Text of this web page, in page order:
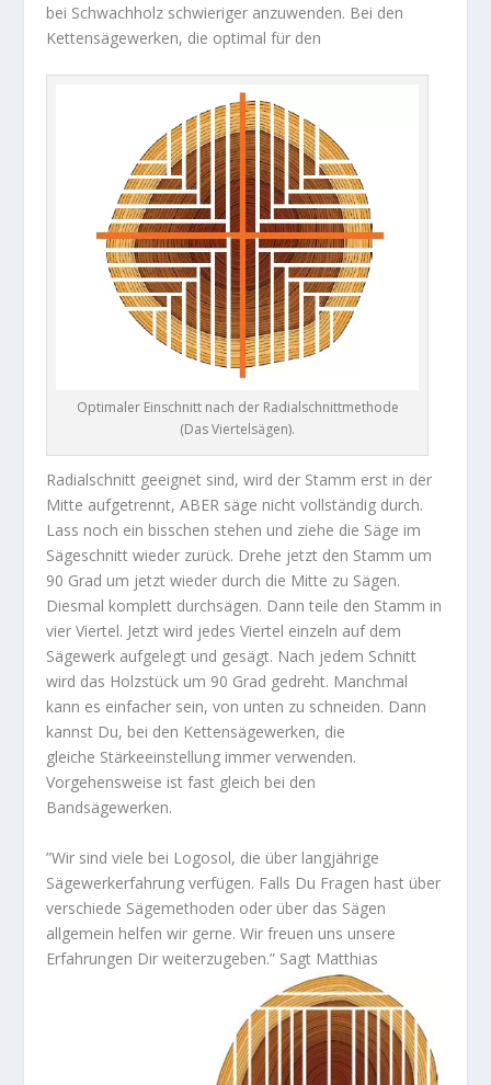
bei Schwachholz schwieriger anzuwenden. Bei den
Kettensägewerken, die optimal für den
Optimaler Einschnitt nach der Radialschnittmethode
(Das Viertelsägen).
Radialschnitt geeignet sind, wird der Stamm erst in der
Mitte aufgetrennt, ABER säge nicht vollständig durch.
Lass noch ein bisschen stehen und ziehe die Säge im
Sägeschnitt wieder zurück. Drehe jetzt den Stamm um
90 Grad um jetzt wieder durch die Mitte zu Sägen.
Diesmal komplett durchsägen. Dann teile den Stamm in
vier Viertel. Jetzt wird jedes Viertel einzeln auf dem
Sägewerk aufgelegt und gesägt. Nach jedem Schnitt
wird das Holzstück um 90 Grad gedreht. Manchmal
kann es einfacher sein, von unten zu schneiden. Dann
kannst Du, bei den Kettensägewerken, die
gleiche Stärkeeinstellung immer verwenden.
Vorgehensweise ist fast gleich bei den
Bandsägewerken.
”Wir sind viele bei Logosol, die über langjährige
Sägewerkerfahrung verfügen. Falls Du Fragen hast über
verschiede Sägemethoden oder über das Sägen
allgemein helfen wir gerne. Wir freuen uns unsere
Erfahrungen Dir weiterzugeben.” Sagt Matthias